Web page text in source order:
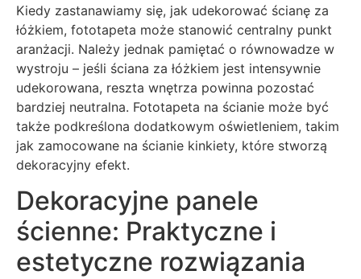
Kiedy zastanawiamy się, jak udekorować ścianę za
łóżkiem, fototapeta może stanowić centralny punkt
aranżacji. Należy jednak pamiętać o równowadze w
wystroju – jeśli ściana za łóżkiem jest intensywnie
udekorowana, reszta wnętrza powinna pozostać
bardziej neutralna. Fototapeta na ścianie może być
także podkreślona dodatkowym oświetleniem, takim
jak zamocowane na ścianie kinkiety, które stworzą
dekoracyjny efekt.
Dekoracyjne panele
ścienne: Praktyczne i
estetyczne rozwiązania